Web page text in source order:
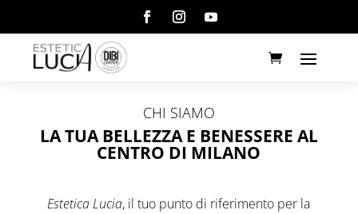
CHI SIAMO
LA TUA BELLEZZA E BENESSERE AL
CENTRO DI MILANO
Estetica Lucia, il tuo punto di riferimento per la